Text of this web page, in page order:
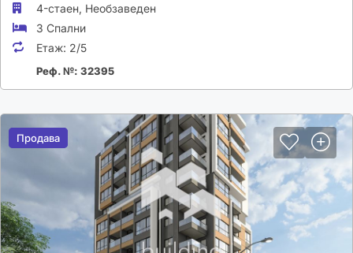
4-стаен, Необзаведен
3 Спални
Етаж: 2/5
Реф. №: 32395
Продава
Продава